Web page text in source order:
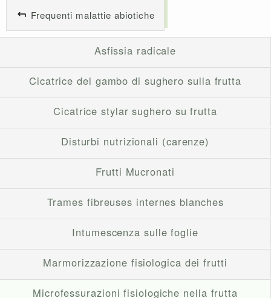
Frequenti malattie abiotiche
Asfissia radicale
Cicatrice del gambo di sughero sulla frutta
Cicatrice stylar sughero su frutta
Disturbi nutrizionali (carenze)
Frutti Mucronati
Trames fibreuses internes blanches
Intumescenza sulle foglie
Marmorizzazione fisiologica dei frutti
Microfessurazioni fisiologiche nella frutta